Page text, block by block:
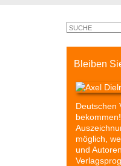
Bleiben
Deutschen
möglich,
und